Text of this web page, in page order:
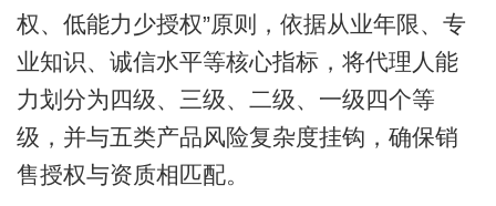
权、低能力少授权”原则，依据从业年限、专
业知识、诚信水平等核心指标，将代理人能
力划分为四级、三级、二级、一级四个等
级，并与五类产品风险复杂度挂钩，确保销
售授权与资质相匹配。